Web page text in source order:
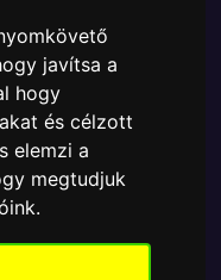
javítsa a
hogy
és célzott
elemzi a
megtudjuk
terméke a
Pókember Miles
karakter, amely
In a Box - várja